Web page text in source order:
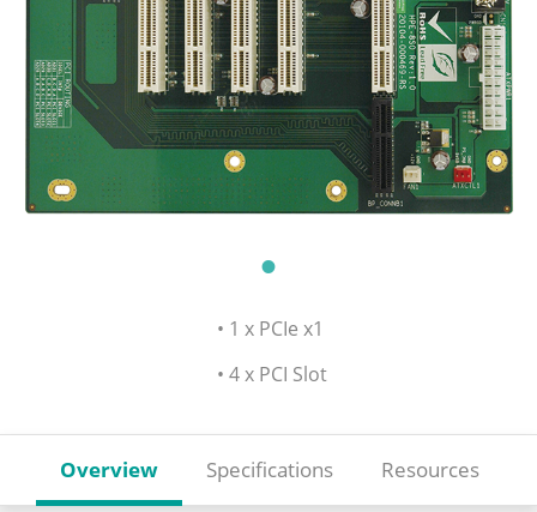
• 1 x PCIe x1
• 4 x PCI Slot
Overview Specifications Resources